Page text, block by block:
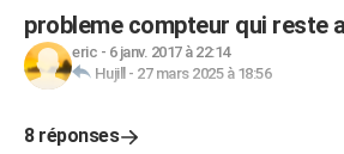
probleme compteur qui reste
eric - 6 janv. 2017 à 22:14
Hujill - 27 mars 2025 à 18:56
8 réponses